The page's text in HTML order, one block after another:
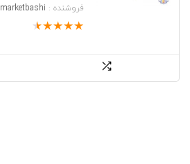
فروشنده : marketbashi
★
★
★
★
★